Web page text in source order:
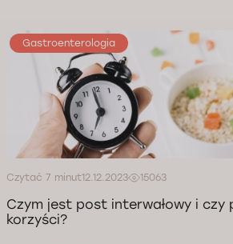
Gastroenterologia
Czytać 7 minut12.12.2023 15063
Czym jest post interwałowy i czy
korzyści?